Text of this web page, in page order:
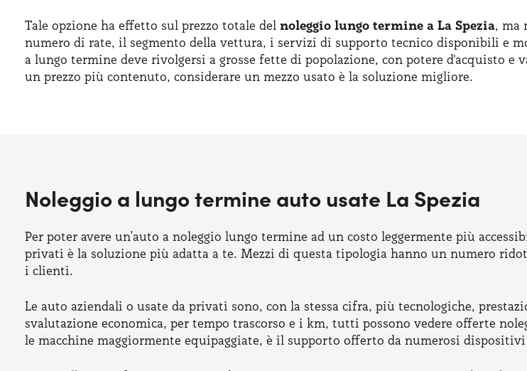
Tale opzione ha effetto sul prezzo totale del noleggio lungo termine a La Spezia, ma
numero di rate, il segmento della vettura, i servizi di supporto tecnico disponibili e
a lungo termine deve rivolgersi a grosse fette di popolazione, con potere d'acquisto e
un prezzo più contenuto, considerare un mezzo usato è la soluzione migliore.
Noleggio a lungo termine auto usate La Spezia
Per poter avere un’auto a noleggio lungo termine ad un costo leggermente più
privati è la soluzione più adatta a te. Mezzi di questa tipologia hanno un numero
i clienti.
Le auto aziendali o usate da privati sono, con la stessa cifra, più tecnologiche,
svalutazione economica, per tempo trascorso e i km, tutti possono vedere offerte
le macchine maggiormente equipaggiate, è il supporto offerto da numerosi